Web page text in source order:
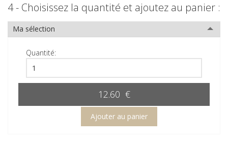
4 - Choisissez la quantité et ajoutez au panier :
Ma sélection
Quantité:
12.60 €